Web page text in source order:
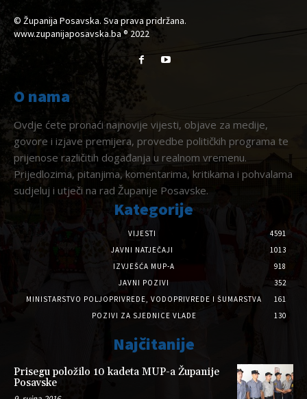
© Županija Posavska. Sva prava pridržana.
www.zupanijaposavska.ba ® 2022
O nama
Ovdje ćete pronaći najnovije vijesti, objave za medije,
govore i izjave premijera, provedbe političkih programa te
prijenose različitih događanja u realnom vremenu.
Prijedlozima, pitanjima, komentarima, kritikama i pohvalama
sudjeluj i utječi na rad Županije Posavske.
Kategorije
VIJESTI
4591
JAVNI NATJEČAJI
1013
IZVJEŠĆA MUP-A
918
JAVNI POZIVI
352
MINISTARSTVO POLJOPRIVREDE, VODOPRIVREDE I ŠUMARSTVA
161
POZIVI ZA SJEDNICE VLADE
130
Najčitanije
Prisegu položilo 10 kadeta MUP-a Županije
Posavske